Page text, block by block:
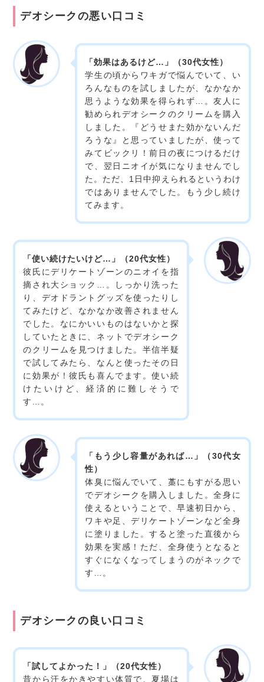
デオシークの悪い口コミ
「効果はあるけど…」（30代女性）
学生の頃からワキガで悩んでいて、い
ろんなものを試しましたが、なかなか
思うような効果を得られず…。友人に
勧められデオシークのクリームを購入
しました。『どうせまた効かないんだ
ろうな』と思っていましたが、使って
みてビックリ！前日の夜につけるだけ
で、翌日ニオイが気になりませんでし
た。ただ、1日中抑えられるというわけ
ではありませんでした。もう少し続け
てみます。
「使い続けたいけど…」（20代女性）
彼氏にデリケートゾーンのニオイを指
摘され大ショック…。しっかり洗った
り、デオドラントグッズを使ったりし
てみたけど、なかなか改善されません
でした。なにかいいものはないかと探
していたときに、ネットでデオシーク
のクリームを見つけました。半信半疑
で試してみたら、なんと使ったその日
に効果が！彼氏も喜んでます。使い続
けたいけど、経済的に難しそうで
す…。
「もう少し容量があれば…」（30代女
性）
体臭に悩んでいて、藁にもすがる思い
でデオシークを購入しました。全身に
使えるということで、早速初日から、
ワキや足、デリケートゾーンなど全身
に塗りました。すると塗った直後から
効果を実感！ただ、全身使うとなると
すぐになくなってしまうのがネックで
す…。
デオシークの良い口コミ
「試してよかった！」（20代女性）
昔から汗をかきやすい体質で、夏場は